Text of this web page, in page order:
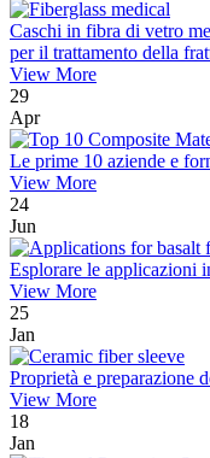
Caschi in fibra di vetro
per il trattamento della
View More
29
Apr
Le prime 10 aziende e
View More
24
Jun
Esplorare le applicazioni
View More
25
Jan
Proprietà e preparazione
View More
18
Jan